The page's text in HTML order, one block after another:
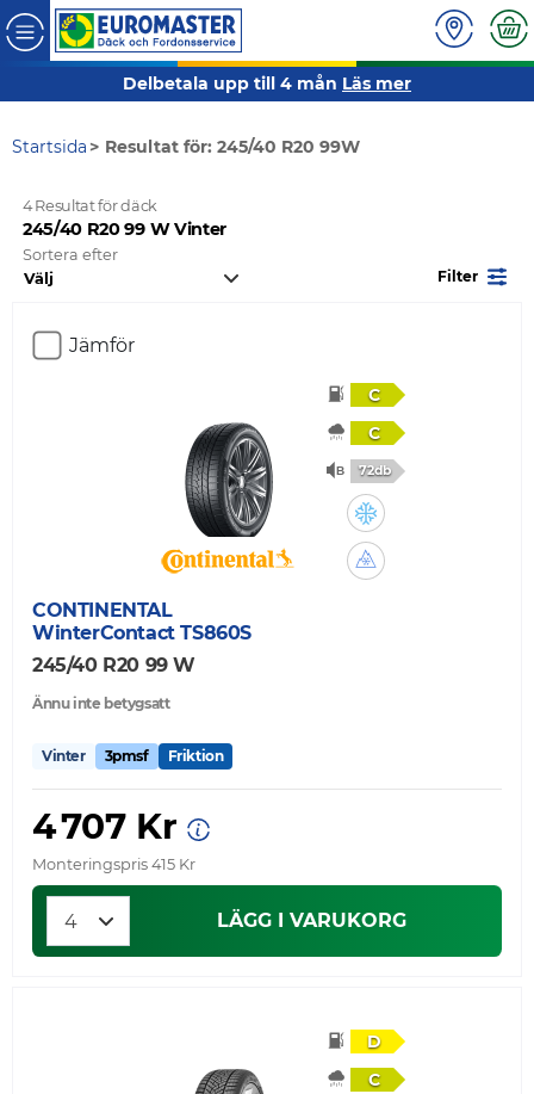
Delbetala upp till 4 mån Läs mer
Startsida Resultat för: 245/40 R20 99W
4 Resultat för däck
245/40 R20 99 W Vinter
Sortera efter
Filter
Jämför
C
C
72db
CONTINENTAL
WinterContact TS860S
245/40 R20 99 W
Ännu inte betygsatt
Vinter 3pmsf Friktion
4 707 Kr
Monteringspris 415 Kr
LÄGG I VARUKORG
D
C